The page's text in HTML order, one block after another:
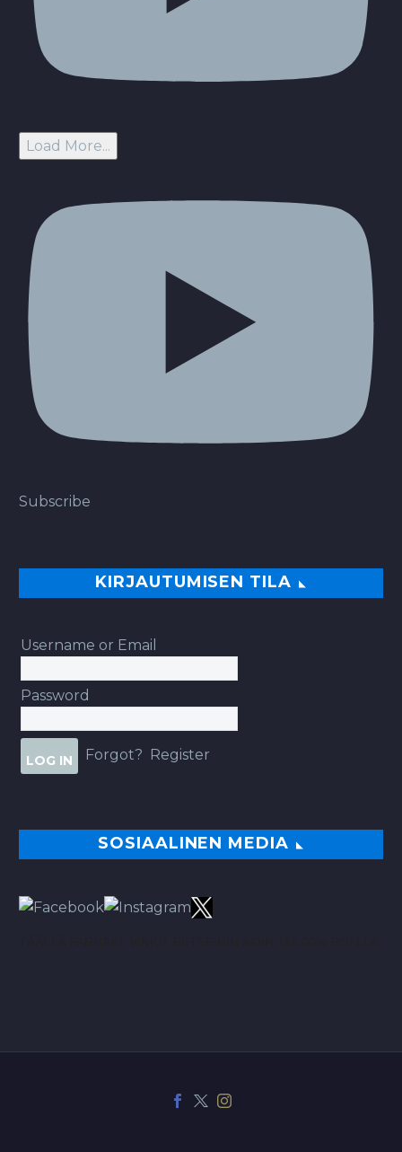
Load More...
Subscribe
KIRJAUTUMISEN TILA
Username or Email
Password
Forgot? Register
SOSIAALINEN MEDIA